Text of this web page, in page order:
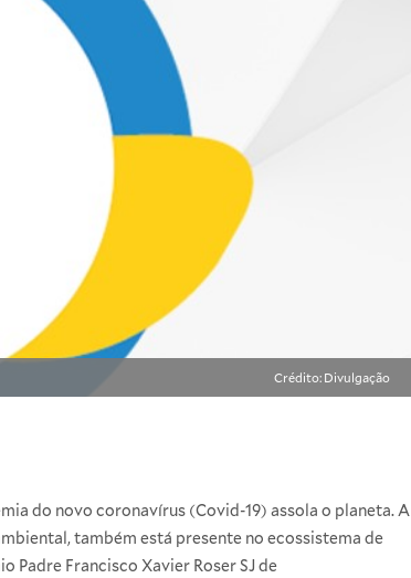
Crédito: Divulgação
do novo coronavírus (Covid-19) assola o planeta. A
também está presente no ecossistema de
Padre Francisco Xavier Roser SJ de